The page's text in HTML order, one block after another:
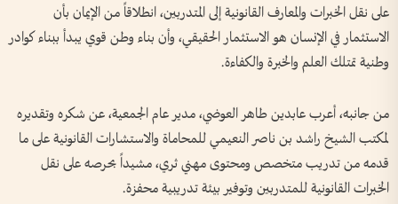
على نقل الخبرات والمعارف القانونية إلى المتدربين، انطلاقاً من الإيمان بأن
الاستثمار في الإنسان هو الاستثمار الحقيقي، وأن بناء وطن قوي يبدأ ببناء كوادر
وطنية تمتلك العلم والخبرة والكفاءة.
من جانبه، أعرب عابدين طاهر العوضي، مدير عام الجمعية، عن شكره وتقديره
لمكتب الشيخ راشد بن ناصر النعيمي للمحاماة والاستشارات القانونية على ما
قدمه من تدريب متخصص ومحتوى مهني ثري، مشيداً بحرصه على نقل
الخبرات القانونية للمتدربين وتوفير بيئة تدريبية محفزة.